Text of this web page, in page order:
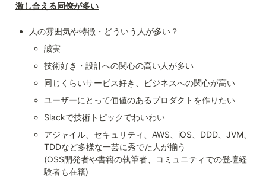
激し合える同僚が多い
人の雰囲気や特徴・どういう人が多い？
誠実
技術好き・設計への関心の高い人が多い
同じくらいサービス好き、ビジネスへの関心が高い
ユーザーにとって価値のあるプロダクトを作りたい
Slackで技術トピックでわいわい
アジャイル、セキュリティ、AWS、iOS、DDD、JVM、
TDDなど多様な一芸に秀でた人が揃う
(OSS開発者や書籍の執筆者、コミュニティでの登壇経
験者も在籍)